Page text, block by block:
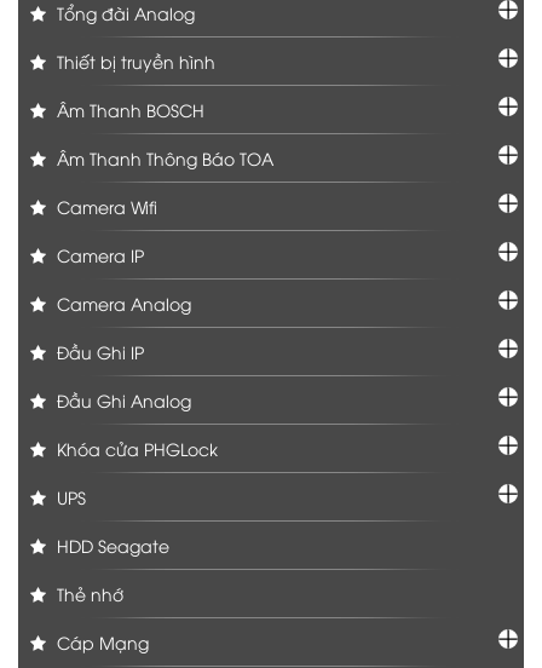
Tổng đài Analog
Thiết bị truyền hình
Âm Thanh BOSCH
Âm Thanh Thông Báo TOA
Camera Wifi
Camera IP
Camera Analog
Đầu Ghi IP
Đầu Ghi Analog
Khóa cửa PHGLock
UPS
HDD Seagate
Thẻ nhớ
Cáp Mạng